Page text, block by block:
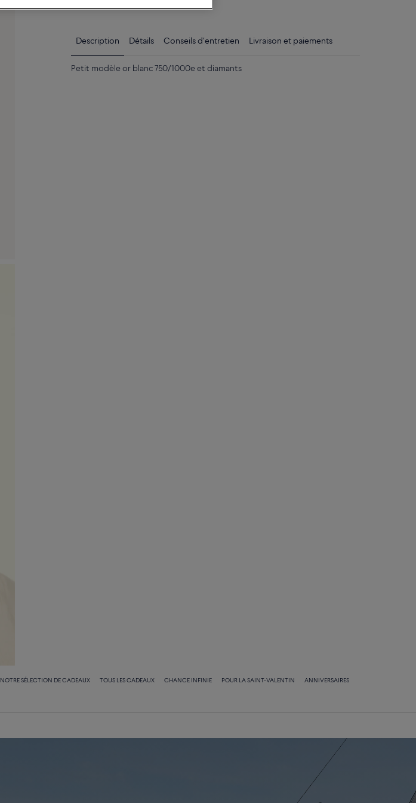
Description Détails Conseils d'entretien Livraison et paiements
Petit modèle or blanc 750/1000e et diamants
NOTRE SÉLECTION DE CADEAUX TOUS LES CADEAUX CHANCE INFINIE POUR LA SAINT-VALENTIN ANNIVERSAIRES